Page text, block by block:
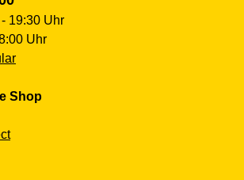
19:30 Uhr
Uhr
Shop